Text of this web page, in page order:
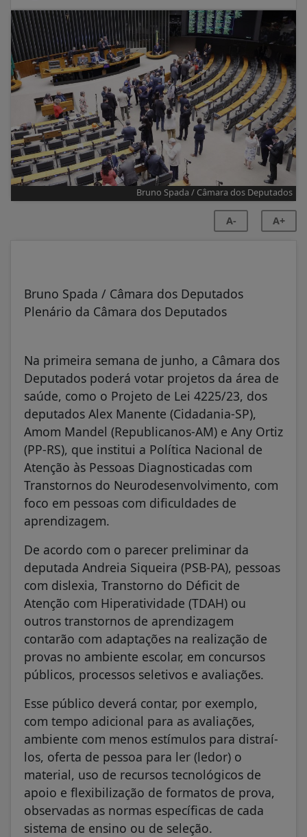
Bruno Spada / Câmara dos Deputados
A- A+
Bruno Spada / Câmara dos Deputados
Plenário da Câmara dos Deputados
Na primeira semana de junho, a Câmara dos
Deputados poderá votar projetos da área de
saúde, como o Projeto de Lei 4225/23, dos
deputados Alex Manente (Cidadania-SP),
Amom Mandel (Republicanos-AM) e Any Ortiz
(PP-RS), que institui a Política Nacional de
Atenção às Pessoas Diagnosticadas com
Transtornos do Neurodesenvolvimento, com
foco em pessoas com dificuldades de
aprendizagem.
De acordo com o parecer preliminar da
deputada Andreia Siqueira (PSB-PA), pessoas
com dislexia, Transtorno do Déficit de
Atenção com Hiperatividade (TDAH) ou
outros transtornos de aprendizagem
contarão com adaptações na realização de
provas no ambiente escolar, em concursos
públicos, processos seletivos e avaliações.
Esse público deverá contar, por exemplo,
com tempo adicional para as avaliações,
ambiente com menos estímulos para distraí-
los, oferta de pessoa para ler (ledor) o
material, uso de recursos tecnológicos de
apoio e flexibilização de formatos de prova,
observadas as normas específicas de cada
sistema de ensino ou de seleção.